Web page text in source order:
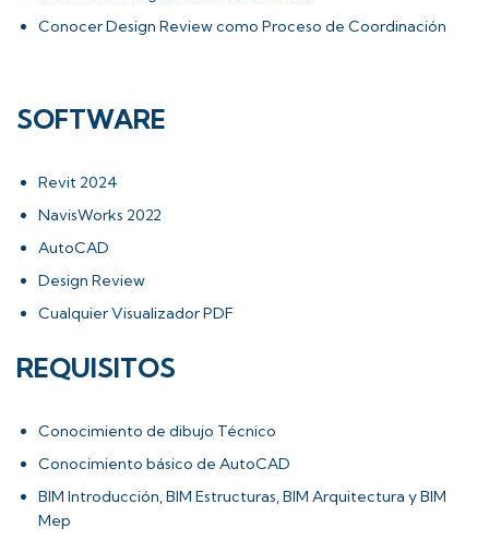
Conocer Design Review como Proceso de Coordinación
SOFTWARE
Revit 2024
NavisWorks 2022
AutoCAD
Design Review
Cualquier Visualizador PDF
REQUISITOS
Conocimiento de dibujo Técnico
Conocimiento básico de AutoCAD
BIM Introducción, BIM Estructuras, BIM Arquitectura y BIM
Mep